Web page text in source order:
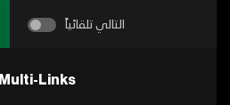
التالي تلقائياً
Multi-Links